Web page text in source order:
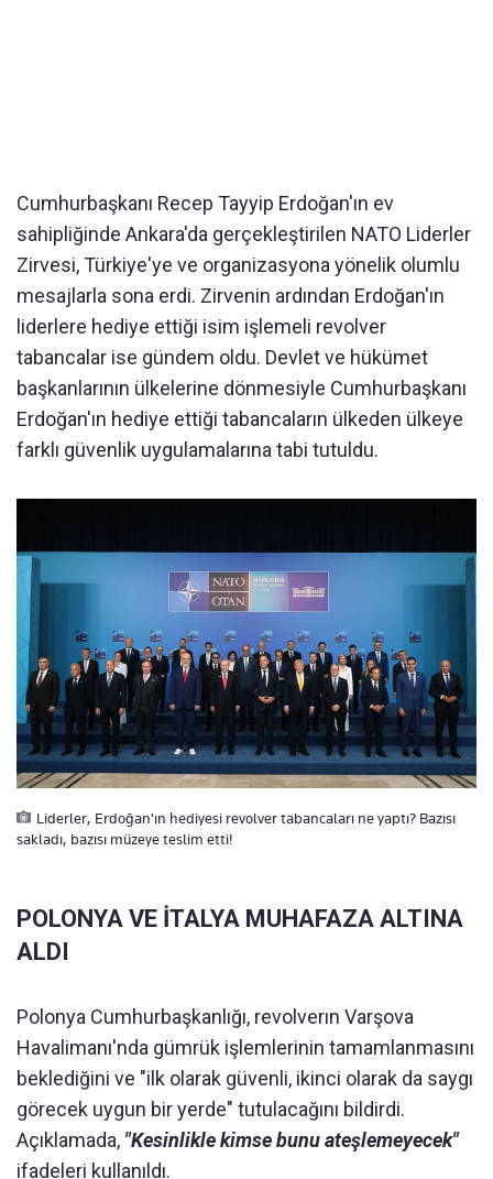
Cumhurbaşkanı Recep Tayyip Erdoğan'ın ev
sahipliğinde Ankara'da gerçekleştirilen NATO Liderler
Zirvesi, Türkiye'ye ve organizasyona yönelik olumlu
mesajlarla sona erdi. Zirvenin ardından Erdoğan'ın
liderlere hediye ettiği isim işlemeli revolver
tabancalar ise gündem oldu. Devlet ve hükümet
başkanlarının ülkelerine dönmesiyle Cumhurbaşkanı
Erdoğan'ın hediye ettiği tabancaların ülkeden ülkeye
farklı güvenlik uygulamalarına tabi tutuldu.
Liderler, Erdoğan'ın hediyesi revolver tabancaları ne yaptı? Bazısı
sakladı, bazısı müzeye teslim etti!
POLONYA VE İTALYA MUHAFAZA ALTINA
ALDI
Polonya Cumhurbaşkanlığı, revolverın Varşova
Havalimanı'nda gümrük işlemlerinin tamamlanmasını
beklediğini ve "ilk olarak güvenli, ikinci olarak da saygı
görecek uygun bir yerde" tutulacağını bildirdi.
Açıklamada, "Kesinlikle kimse bunu ateşlemeyecek"
ifadeleri kullanıldı.